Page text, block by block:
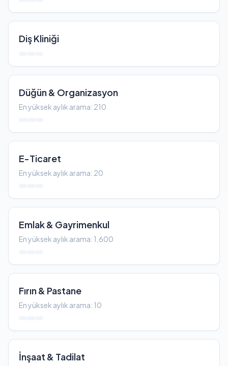
Diş Kliniği
Düğün & Organizasyon
En yüksek aylık arama: 210
E-Ticaret
En yüksek aylık arama: 20
Emlak & Gayrimenkul
En yüksek aylık arama: 1,600
Fırın & Pastane
En yüksek aylık arama: 10
İnşaat & Tadilat